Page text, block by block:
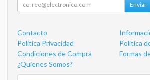
Enviar
Contacto
Política Privacidad
Política
Condiciones de Compra
Formas
¿Quienes Somos?